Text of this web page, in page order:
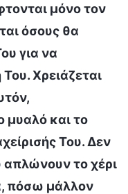
μόνο τον
όσους θα
για να
Χρειάζεται
μυαλό και το
Του. Δεν
τo χέρι
πόσω μάλλον